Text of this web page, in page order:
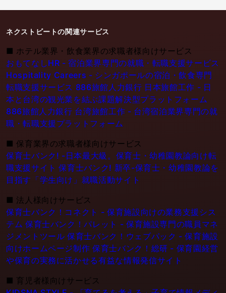
ネクストビートの関連サービス
■ ホテル業界・飲食業界の求職者様向けサービス
おもてなしHR - 宿泊業界専門の就職・転職支援サービス
Hospitality Careers - シンガポールの宿泊・飲食専門
転職支援サービス 886旅館人力銀行 日本旅館工作 - 日
本と台湾の観光業を結ぶ課題解決型プラットフォーム
886旅館人力銀行 台湾旅館工作 - 台湾宿泊業界専門の就
職・転職支援プラットフォーム
■ 保育業界の求職者様向けサービス
保育士バンク! -日本最大級。保育士・幼稚園教論向け転
職支援サイト 保育士バンク! 新卒-保育士・幼稚園教論を
目指す「学生向け」就職活動サイト
■ 法人様向けサービス
保育士バンク！コネクト - 保育施設向けの業務支援シス
テム 保育士バンク！パレット - 保育施設専門の職員マネ
ジメントツール 保育士バンク！ウェブパック - 保育施設
向けホームページ制作 保育士バンク！総研 - 保育園経営
や保育の実務に活かせる有益な情報発信サイト
■ 育児者様向けサービス